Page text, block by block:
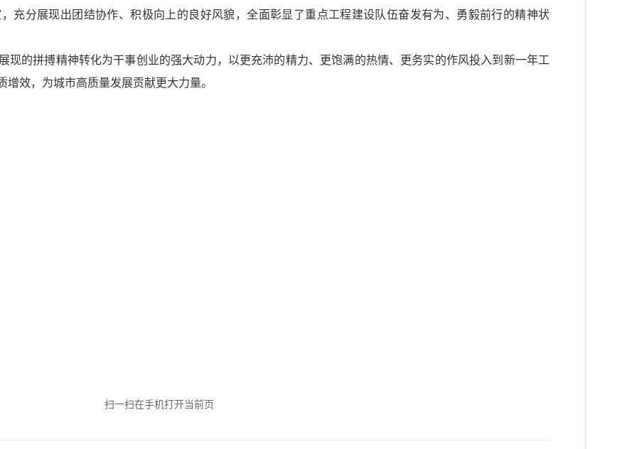
充分展现出团结协作、积极向上的良好风貌，全面彰显了重点工程建设队伍奋发有为、勇毅前行的精神状
现的拼搏精神转化为干事创业的强大动力，以更充沛的精力、更饱满的热情、更务实的作风投入到新一年工
效，为城市高质量发展贡献更大力量。
扫一扫在手机打开当前页